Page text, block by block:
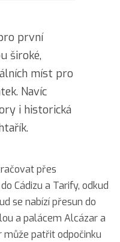
první
široké,
míst pro
Navíc
i historická
přes
Cádizu a Tarify, odkud
se nabízí přesun do
a palácem Alcázar a
může patřit odpočinku